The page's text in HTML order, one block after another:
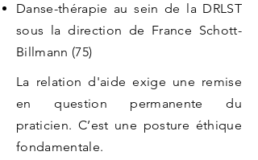
Danse-thérapie au sein de la DRLST
sous la direction de France Schott-
Billmann (75)
La relation d'aide exige une remise
en question permanente du
praticien. C’est une posture éthique
fondamentale.